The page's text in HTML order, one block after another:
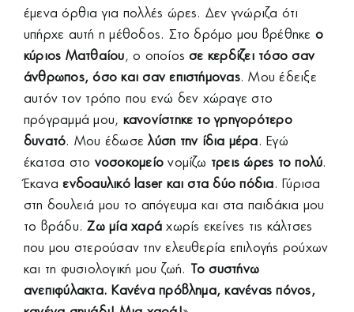
έμενα όρθια για πολλές ώρες. Δεν γνώριζα ότι
υπήρχε αυτή η μέθοδος. Στο δρόμο μου βρέθηκε ο
κύριος Ματθαίου, ο οποίοςσε κερδίζει τόσο σαν
άνθρωπος, όσο και σαν επιστήμονας. Μου έδειξε
αυτόν τον τρόπο που ενώ δεν χώραγε στο
πρόγραμμά μου, κανονίστηκε το γρηγορότερο
δυνατό. Μου έδωσελύση την ίδια μέρα. Εγώ
έκατσα στο νοσοκομείο νομίζω τρεις ώρες το πολύ.
Έκαναενδοαυλικό laser και στα δύο πόδια. Γύρισα
στη δουλειά μου το απόγευμα και στα παιδάκια μου
το βράδυ.Ζω μία χαράχωρίς εκείνες τις κάλτσες
που μου στερούσαν την ελευθερία επιλογής ρούχων
και τη φυσιολογική μου ζωή. Το συστήνω
ανεπιφύλακτα. Κανένα πρόβλημα, κανένας πόνος,